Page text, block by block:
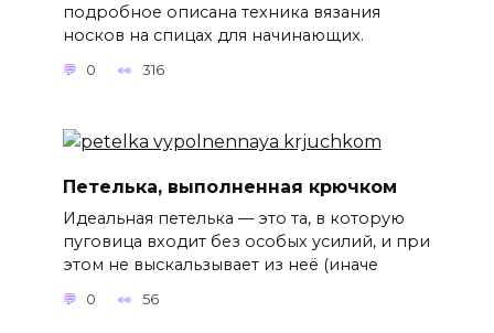
подробное описана техника вязания
носков на спицах для начинающих.
0 316
Петелька, выполненная крючком
Идеальная петелька — это та, в которую
пуговица входит без особых усилий, и при
этом не выскальзывает из неё (иначе
0 56